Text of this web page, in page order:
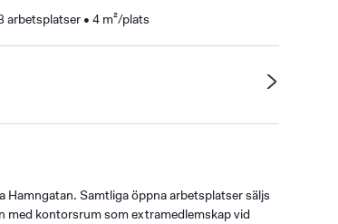
arbetsplatser • 4 m²/plats
Samtliga öppna arbetsplatser säljs
med kontorsrum som extramedlemskap vid